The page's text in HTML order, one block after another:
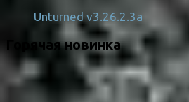
Unturned v3.26.2.3a
Горячая новинка